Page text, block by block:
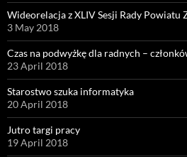
Wideorelacja z XLIV Sesji Rady Powiatu
3 May 2018
Czas na podwyżkę dla radnych –
23 April 2018
Starostwo szuka informatyka
20 April 2018
Jutro targi pracy
19 April 2018